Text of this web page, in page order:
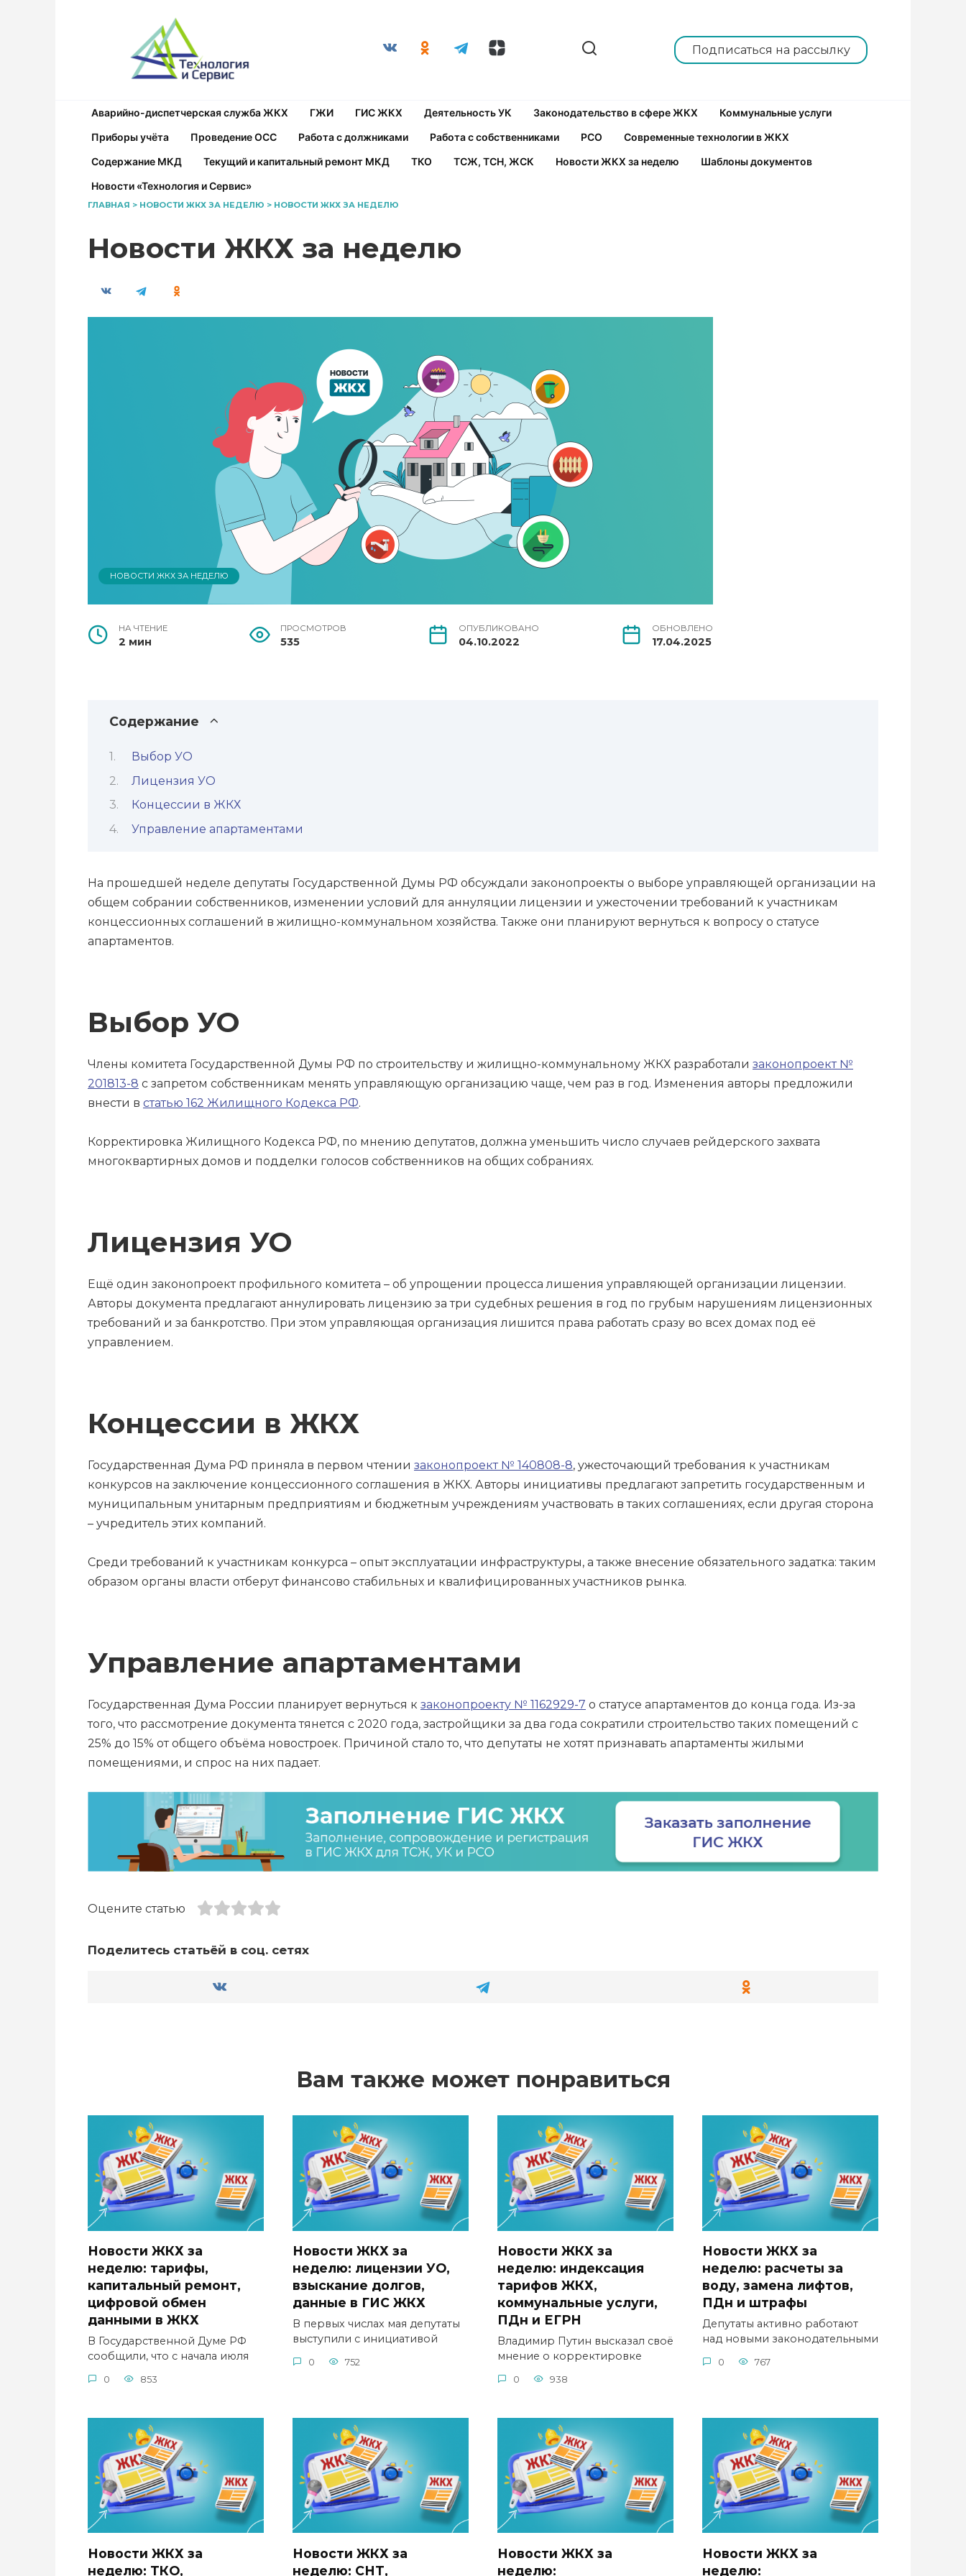
Подписаться на рассылку
Аварийно-диспетчерская служба ЖКХ ГЖИ ГИС ЖКХ Деятельность УК Законодательство в сфере ЖКХ
Коммунальные услуги
Приборы учёта
Проведение ОСС Работа с должниками Работа с собственниками РСО
Современные технологии в ЖКХ
Содержание МКД
Текущий и капитальный ремонт МКД ТКО ТСЖ, ТСН, ЖСК Новости ЖКХ за неделю
Шаблоны документов
Новости «Технология и Сервис»
ГЛАВНАЯ > НОВОСТИ ЖКХ ЗА НЕДЕЛЮ > НОВОСТИ ЖКХ ЗА НЕДЕЛЮ
Новости ЖКХ за неделю
НОВОСТИ ЖКХ ЗА НЕДЕЛЮ
НА ЧТЕНИЕ
2 мин
ПРОСМОТРОВ
535
ОПУБЛИКОВАНО
04.10.2022
ОБНОВЛЕНО
17.04.2025
Содержание
Выбор УО
Лицензия УО
Концессии в ЖКХ
Управление апартаментами
На прошедшей неделе депутаты Государственной Думы РФ обсуждали законопроекты о выборе управляющей организации на
общем собрании собственников, изменении условий для аннуляции лицензии и ужесточении требований к участникам
концессионных соглашений в жилищно-коммунальном хозяйства. Также они планируют вернуться к вопросу о статусе
апартаментов.
Выбор УО
Члены комитета Государственной Думы РФ по строительству и жилищно-коммунальному ЖКХ разработали законопроект №
201813-8 с запретом собственникам менять управляющую организацию чаще, чем раз в год. Изменения авторы предложили
внести в статью 162 Жилищного Кодекса РФ.
Корректировка Жилищного Кодекса РФ, по мнению депутатов, должна уменьшить число случаев рейдерского захвата
многоквартирных домов и подделки голосов собственников на общих собраниях.
Лицензия УО
Ещё один законопроект профильного комитета – об упрощении процесса лишения управляющей организации лицензии.
Авторы документа предлагают аннулировать лицензию за три судебных решения в год по грубым нарушениям лицензионных
требований и за банкротство. При этом управляющая организация лишится права работать сразу во всех домах под её
управлением.
Концессии в ЖКХ
Государственная Дума РФ приняла в первом чтении законопроект № 140808-8, ужесточающий требования к участникам
конкурсов на заключение концессионного соглашения в ЖКХ. Авторы инициативы предлагают запретить государственным и
муниципальным унитарным предприятиям и бюджетным учреждениям участвовать в таких соглашениях, если другая сторона
– учредитель этих компаний.
Среди требований к участникам конкурса – опыт эксплуатации инфраструктуры, а также внесение обязательного задатка: таким
образом органы власти отберут финансово стабильных и квалифицированных участников рынка.
Управление апартаментами
Государственная Дума России планирует вернуться к законопроекту № 1162929-7 о статусе апартаментов до конца года. Из-за
того, что рассмотрение документа тянется с 2020 года, застройщики за два года сократили строительство таких помещений с
25% до 15% от общего объёма новостроек. Причиной стало то, что депутаты не хотят признавать апартаменты жилыми
помещениями, и спрос на них падает.
Оцените статью
Поделитесь статьёй в соц. сетях
Вам также может понравиться
Новости ЖКХ за
неделю: тарифы,
капитальный ремонт,
цифровой обмен
данными в ЖКХ
В Государственной Думе РФ
сообщили, что с начала июля
0 853
Новости ЖКХ за
неделю: лицензии УО,
взыскание долгов,
данные в ГИС ЖКХ
В первых числах мая депутаты
выступили с инициативой
0 752
Новости ЖКХ за
неделю: индексация
тарифов ЖКХ,
коммунальные услуги,
ПДн и ЕГРН
Владимир Путин высказал своё
мнение о корректировке
0 938
Новости ЖКХ за
неделю: расчеты за
воду, замена лифтов,
ПДн и штрафы
Депутаты активно работают
над новыми законодательными
0 767
Новости ЖКХ за
неделю: ТКО,
Новости ЖКХ за
неделю: СНТ,
Новости ЖКХ за
неделю:
Новости ЖКХ за
неделю: